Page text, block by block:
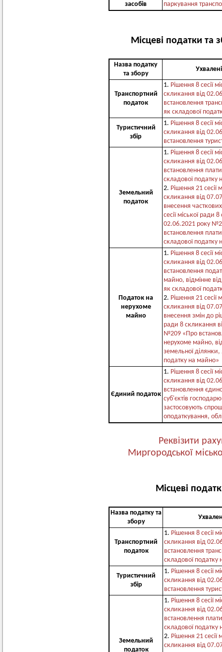
засобів
паркування
Місцеві податки та
Назва податку
та збору
Транспортний
податок
1. Рішення 8 сесії
скликання від
встановлення
як складової
Туристичний
збір
1. Рішення 8 сесії
скликання від
встановлення
Земельний
податок
1. Рішення 8 сесії
скликання від
встановлення
складової податку
2. Рішення 21 сесії
скликання від
внесення
сесії міської ради
02.06.2021 року
встановлення
складової податку
Податок на
нерухоме
майно
1. Рішення 8 сесії
скликання від
встановлення
майно, відмінне
як складової
2. Рішення 21 сесії
скликання від
внесення змін до
ради 8 скликання
№209 «Про
нерухоме майно,
земельної ділянки,
податку на майно»
Єдиний податок
1. Рішення 8 сесії
скликання від
встановлення
суб'єктів
застосовують
оподаткування,
Реквізити
Миргородської
Місцеві
Назва податку та
збору
Транспортний
податок
1. Рішення 8 сесії
скликання від
встановлення
складової
Туристичний
збір
1. Рішення 8 сесії
скликання від
встановлення
Земельний
податок
1. Рішення 8 сесії
скликання від
встановлення
складової
2. Рішення 21 сесії
скликання від